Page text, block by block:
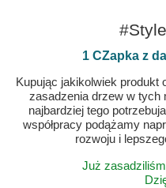
1 CZapka z
Kupując jakikolwiek produkt
zasadzenia drzew w tych
najbardziej tego
współpracy podążamy
rozwoju i
Już